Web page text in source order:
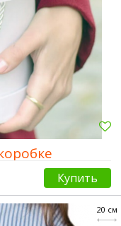
Купить
20 см